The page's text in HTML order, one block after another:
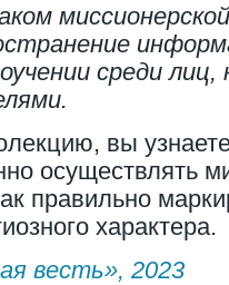
среди
вы
осуществлять
правильно
характера.
весть», 2023